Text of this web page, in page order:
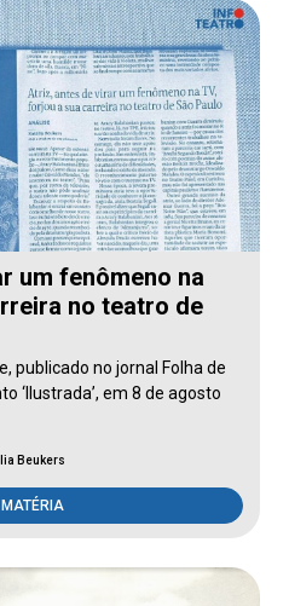
um fenômeno na
no teatro de
publicado no jornal Folha de
‘Ilustrada’, em 8 de agosto
Beukers
MATÉRIA